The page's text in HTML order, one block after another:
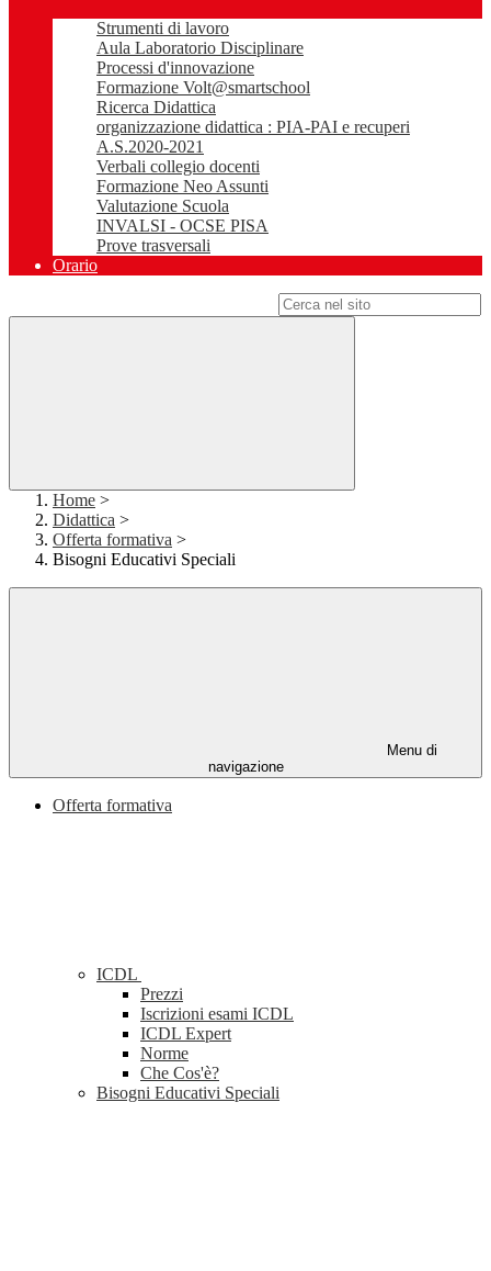
Strumenti di lavoro
Aula Laboratorio Disciplinare
Processi d'innovazione
Formazione Volt@smartschool
Ricerca Didattica
organizzazione didattica : PIA-PAI e recuperi
A.S.2020-2021
Verbali collegio docenti
Formazione Neo Assunti
Valutazione Scuola
INVALSI - OCSE PISA
Prove trasversali
Orario
Home >
Didattica >
Offerta formativa >
Bisogni Educativi Speciali
Menu di
navigazione
Offerta formativa
ICDL
Prezzi
Iscrizioni esami ICDL
ICDL Expert
Norme
Che Cos'è?
Bisogni Educativi Speciali